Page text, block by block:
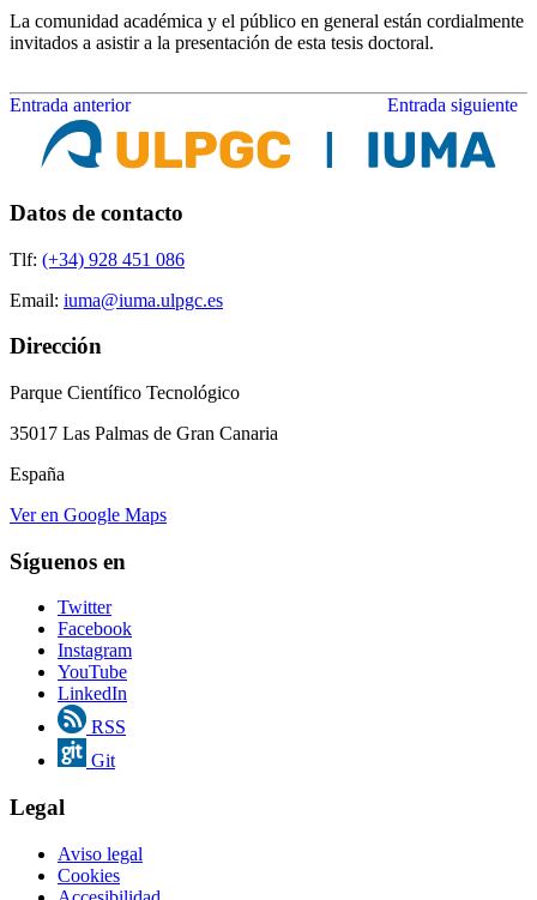
La comunidad académica y el público en general están cordialmente
invitados a asistir a la presentación de esta tesis doctoral.
Entrada anterior Entrada siguiente
Datos de contacto
Tlf: (+34) 928 451 086
Email: iuma@iuma.ulpgc.es
Dirección
Parque Científico Tecnológico
35017 Las Palmas de Gran Canaria
España
Ver en Google Maps
Síguenos en
Twitter
Facebook
Instagram
YouTube
LinkedIn
RSS
Git
Legal
Aviso legal
Cookies